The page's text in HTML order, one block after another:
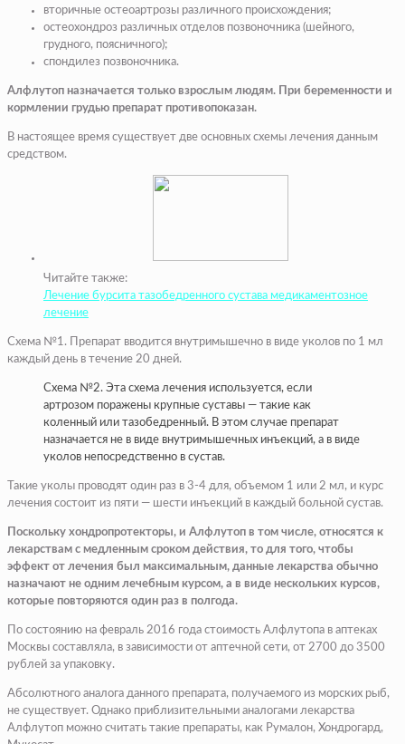
вторичные остеоартрозы различного происхождения;
остеохондроз различных отделов позвоночника (шейного,
грудного, поясничного);
спондилез позвоночника.
Алфлутоп назначается только взрослым людям. При беременности и
кормлении грудью препарат противопоказан.
В настоящее время существует две основных схемы лечения данным
средством.
Читайте также:
Лечение бурсита тазобедренного сустава медикаментозное
лечение
Схема №1. Препарат вводится внутримышечно в виде уколов по 1 мл
каждый день в течение 20 дней.
Схема №2. Эта схема лечения используется, если
артрозом поражены крупные суставы — такие как
коленный или тазобедренный. В этом случае препарат
назначается не в виде внутримышечных инъекций, а в виде
уколов непосредственно в сустав.
Такие уколы проводят один раз в 3-4 для, объемом 1 или 2 мл, и курс
лечения состоит из пяти — шести инъекций в каждый больной сустав.
Поскольку хондропротекторы, и Алфлутоп в том числе, относятся к
лекарствам с медленным сроком действия, то для того, чтобы
эффект от лечения был максимальным, данные лекарства обычно
назначают не одним лечебным курсом, а в виде нескольких курсов,
которые повторяются один раз в полгода.
По состоянию на февраль 2016 года стоимость Алфлутопа в аптеках
Москвы составляла, в зависимости от аптечной сети, от 2700 до 3500
рублей за упаковку.
Абсолютного аналога данного препарата, получаемого из морских рыб,
не существует. Однако приблизительными аналогами лекарства
Алфлутоп можно считать такие препараты, как Румалон, Хондрогард,